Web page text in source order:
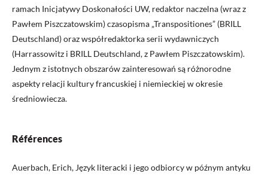
ramach Inicjatywy Doskonałości UW, redaktor naczelna (wraz z
Pawłem Piszczatowskim) czasopisma „Transpositiones” (BRILL
Deutschland) oraz współredaktorka serii wydawniczych
(Harrassowitz i BRILL Deutschland, z Pawłem Piszczatowskim).
Jednym z istotnych obszarów zainteresowań są różnorodne
aspekty relacji kultury francuskiej i niemieckiej w okresie
średniowiecza.
Références
Auerbach, Erich, Język literacki i jego odbiorcy w późnym antyku